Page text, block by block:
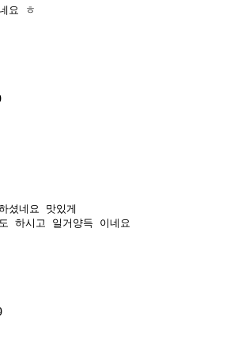
요 ㅎ
셨네요 맛있게
하시고 일거양득 이네요